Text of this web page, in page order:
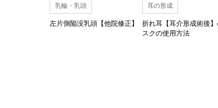
乳輪・乳頭
左片側陥没乳頭【他院修正】
耳の形成
折れ耳【耳介形成術後
スクの使用方法